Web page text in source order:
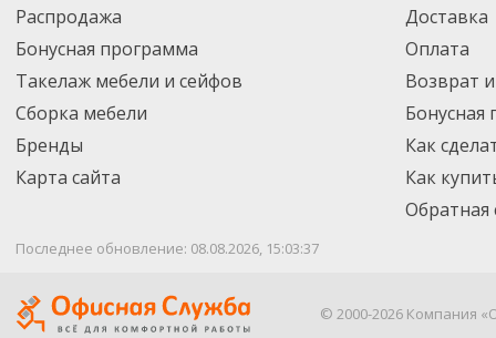
транспортной компанией DPD. Для постоянных клиентов - скидка,
Распродажа
Бонусная программа
Такелаж мебели и сейфов
Сборка мебели
Бренды
Карта сайта
Доставка
Оплата
Возврат
Бонусная
Как
Как
Обратная
Последнее обновление: 08.08.2026, 15:03:37
© 2000-2026 Компания